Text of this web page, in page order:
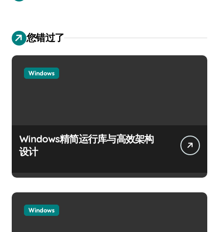
您错过了
Windows
Windows精简运行库与高效架构
设计
Windows